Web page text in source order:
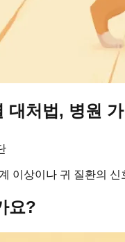
처법, 병원
이상이나 귀 질환의
요?